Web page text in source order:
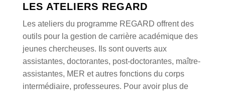
LES ATELIERS REGARD
Les ateliers du programme REGARD offrent des
outils pour la gestion de carrière académique des
jeunes chercheuses. Ils sont ouverts aux
assistantes, doctorantes, post-doctorantes, maître-
assistantes, MER et autres fonctions du corps
intermédiaire, professeures. Pour avoir plus de